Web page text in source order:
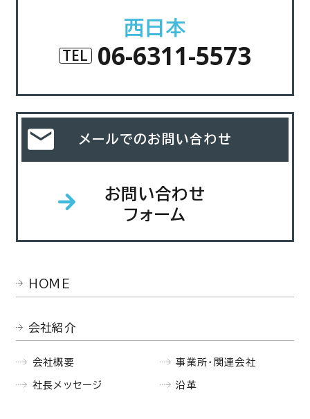
西日本
TEL 06-6311-5573
メールでのお問い合わせ
お問い合わせ
フォーム
HOME
会社紹介
会社概要
社長メッセージ
事業所・関連会社
沿革